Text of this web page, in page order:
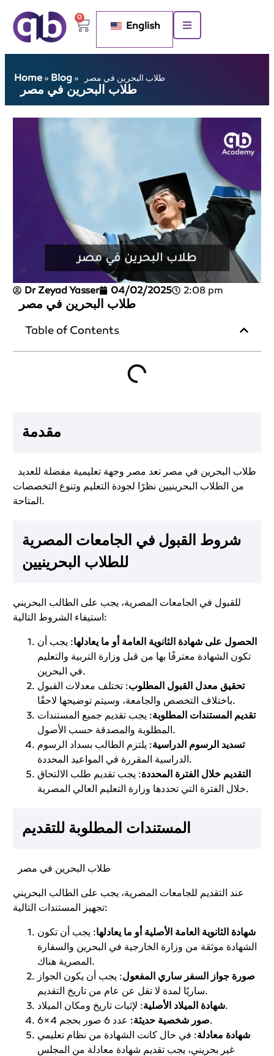
0
English
Home » Blog » طلاب البحرين في مصر
طلاب البحرين في مصر
Dr Zeyad Yasser 04/02/2025 2:08 pm
طلاب البحرين في مصر
Table of Contents
مقدمة
من الطلاب البحرينيين نظرًا لجودة التعليم وتنوع التخصصات
المتاحة.
شروط القبول في الجامعات المصرية
للطلاب البحرينيين
للقبول في الجامعات المصرية، يجب على الطالب البحريني
استيفاء الشروط التالية:
الحصول على شهادة الثانوية العامة أو ما يعادلها: يجب أن
تكون الشهادة معترفًا بها من قبل وزارة التربية والتعليم
في البحرين.
تحقيق معدل القبول المطلوب: تختلف معدلات القبول
باختلاف التخصص والجامعة، وسيتم توضيحها لاحقًا.
تقديم المستندات المطلوبة: يجب تقديم جميع المستندات
المطلوبة والمصدقة حسب الأصول.
تسديد الرسوم الدراسية: يلتزم الطالب بسداد الرسوم
الدراسية المقررة في المواعيد المحددة.
التقديم خلال الفترة المحددة: يجب تقديم طلب الالتحاق
خلال الفترة التي تحددها وزارة التعليم العالي المصرية.
المستندات المطلوبة للتقديم
طلاب البحرين في مصر
عند التقديم للجامعات المصرية، يجب على الطالب البحريني
تجهيز المستندات التالية:
شهادة الثانوية العامة الأصلية أو ما يعادلها: يجب أن تكون
الشهادة موثقة من وزارة الخارجية في البحرين والسفارة
المصرية هناك.
صورة جواز السفر ساري المفعول: يجب أن يكون الجواز
ساريًا لمدة لا تقل عن عام من تاريخ التقديم.
شهادة الميلاد الأصلية: لإثبات تاريخ ومكان الميلاد.
صور شخصية حديثة: عدد 6 صور بحجم 4×6.
شهادة معادلة: في حال كانت الشهادة من نظام تعليمي
غير بحريني، يجب تقديم شهادة معادلة من المجلس